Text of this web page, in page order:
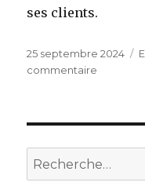
ses clients.
Publié
le
25 septembre 2024
commentaire
à
Recherche
pour :